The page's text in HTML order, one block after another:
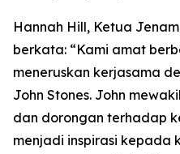
Hannah Hill, Ketua
berkata: “Kami amat
meneruskan kerjasama
John Stones. John
dan dorongan terhadap
menjadi inspirasi kepada